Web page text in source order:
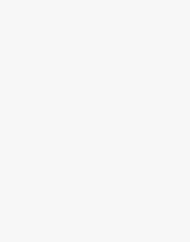
lebenden ukrainischen
Bevölkerung in allen
Die Einwohnerzahl ist in allen
regional jedoch
jeweiligen Bundesland
Berlin (+1,3 %) am stärksten,
Hessen (jeweils +1,2 %).
(+0,6 %) und das Saarland